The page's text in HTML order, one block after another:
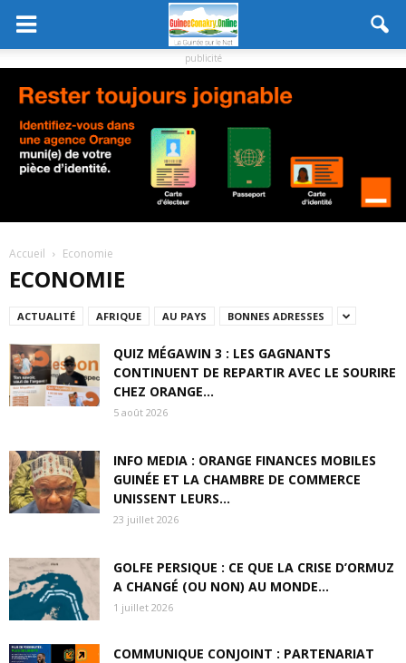
publicité
Accueil Economie
ECONOMIE
ACTUALITÉ AFRIQUE AU PAYS BONNES ADRESSES
QUIZ MÉGAWIN 3 : LES GAGNANTS
CONTINUENT DE REPARTIR AVEC LE SOURIRE
CHEZ ORANGE...
5 août 2026
INFO MEDIA : ORANGE FINANCES MOBILES
GUINÉE ET LA CHAMBRE DE COMMERCE
UNISSENT LEURS...
23 juillet 2026
GOLFE PERSIQUE : CE QUE LA CRISE D’ORMUZ
A CHANGÉ (OU NON) AU MONDE...
1 juillet 2026
COMMUNIQUE CONJOINT : PARTENARIAT